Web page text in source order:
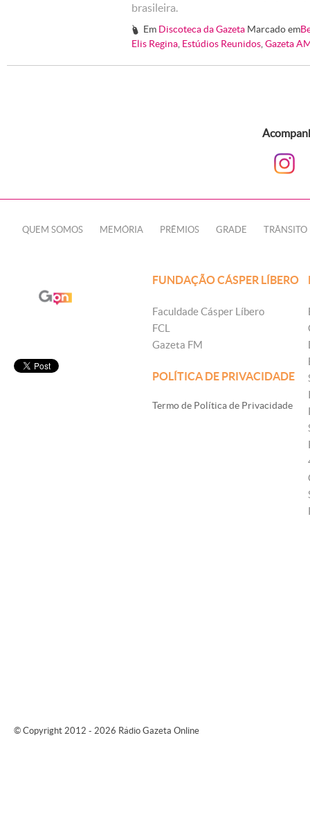
brasileira.
# Em Discoteca da Gazeta Marcado em
Elis Regina Estúdios Reunidos Gazeta
QUEM SOMOS MEMÓRIA PRÊMIOS GRADE TRÂNSITO
FUNDAÇÃO CÁSPER LÍBERO
Faculdade Cásper Líbero
FCL
Gazeta FM
POLÍTICA DE PRIVACIDADE
Termo de Política de Privacidade
© Copyright 2012 - 2026 Rádio Gazeta Online